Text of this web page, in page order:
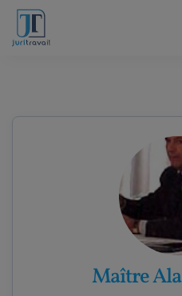
Maître